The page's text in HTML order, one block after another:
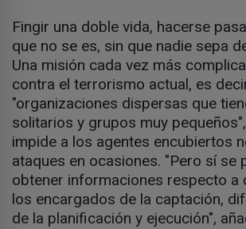
Fingir una doble vida, hacerse
que no se es, sin que nadie sepa
Una misión cada vez más
contra el terrorismo actual, es
"organizaciones dispersas que
solitarios y grupos muy
impide a los agentes encubiertos
ataques en ocasiones. "Pero sí se
obtener informaciones respecto a
los encargados de la captación,
de la planificación y ejecución",